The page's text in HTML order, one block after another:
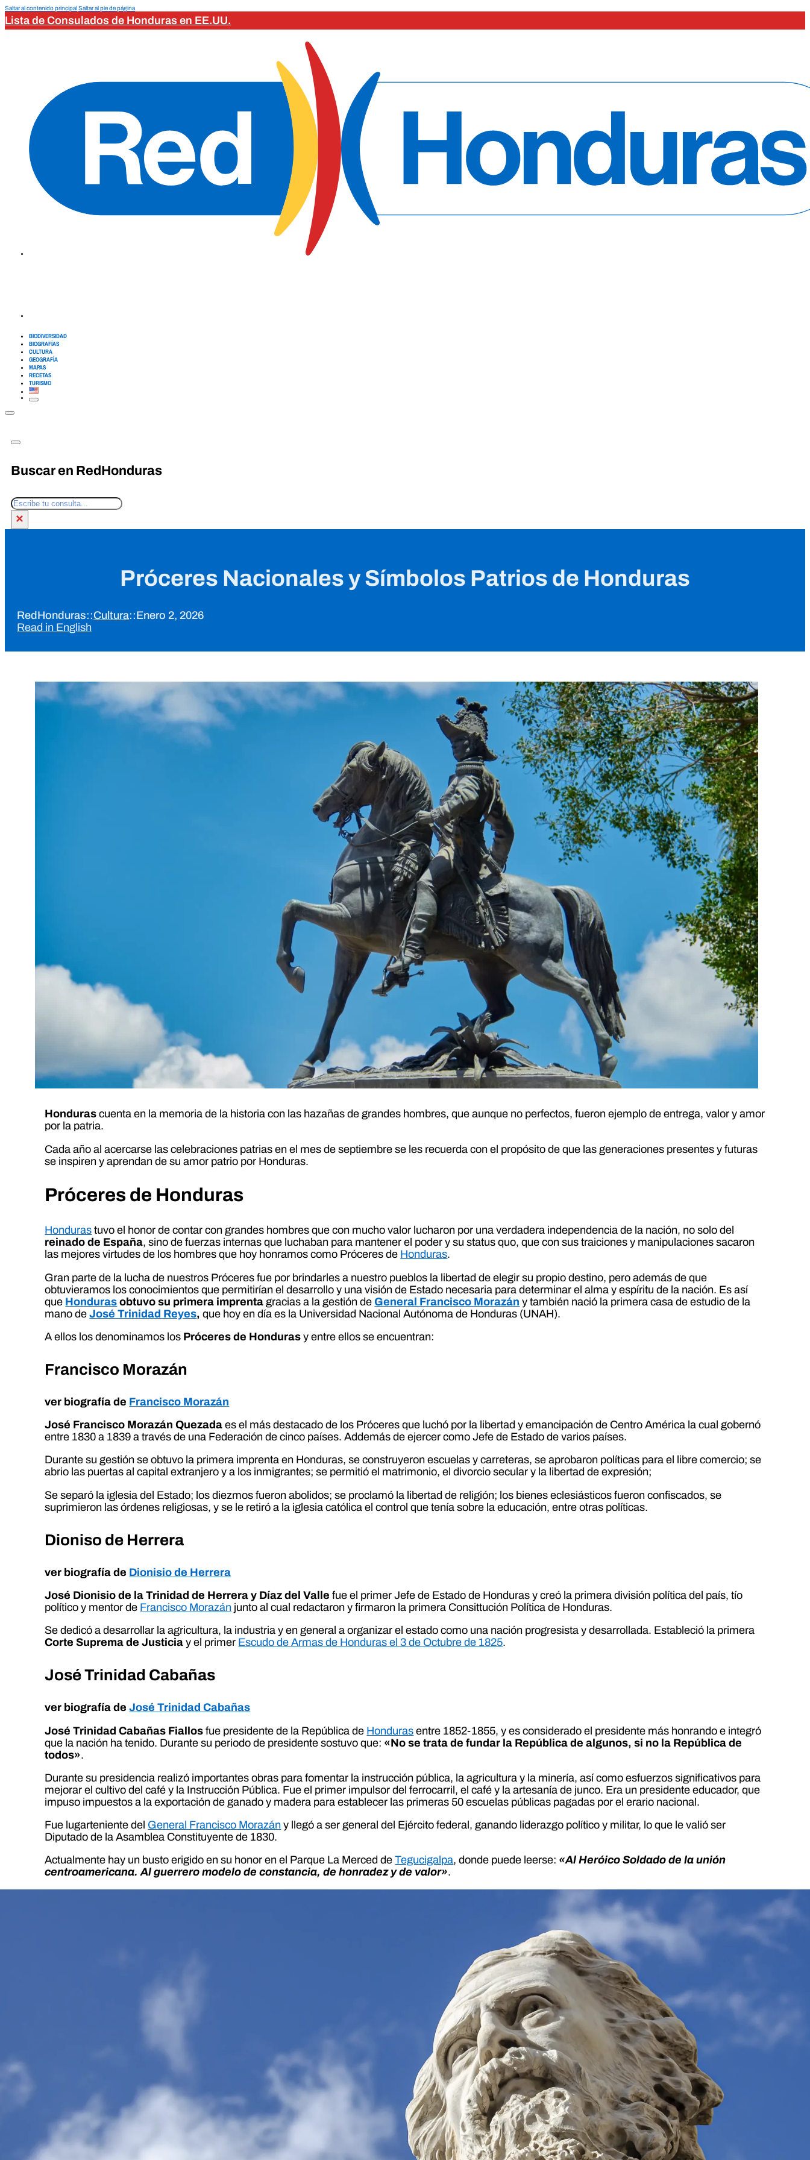
Saltar al contenido principalSaltar al pie de página
Lista de Consulados de Honduras en EE.UU.
BIODIVERSIDAD
BIOGRAFÍAS
CULTURA
GEOGRAFÍA
MAPAS
RECETAS
TURISMO
Buscar en RedHonduras
Buscar
×
Próceres Nacionales y Símbolos Patrios de Honduras
RedHonduras::Cultura::Enero 2, 2026
Read in English
Honduras cuenta en la memoria de la historia con las hazañas de grandes hombres, que aunque no perfectos, fueron ejemplo de entrega, valor y amor
por la patria.
Cada año al acercarse las celebraciones patrias en el mes de septiembre se les recuerda con el propósito de que las generaciones presentes y futuras
se inspiren y aprendan de su amor patrio por Honduras.
Próceres de Honduras
Honduras tuvo el honor de contar con grandes hombres que con mucho valor lucharon por una verdadera independencia de la nación, no solo del
reinado de España, sino de fuerzas internas que luchaban para mantener el poder y su status quo, que con sus traiciones y manipulaciones sacaron
las mejores virtudes de los hombres que hoy honramos como Próceres de Honduras.
Gran parte de la lucha de nuestros Próceres fue por brindarles a nuestro pueblos la libertad de elegir su propio destino, pero además de que
obtuvieramos los conocimientos que permitirían el desarrollo y una visión de Estado necesaria para determinar el alma y espíritu de la nación. Es así
que Honduras obtuvo su primera imprenta gracias a la gestión de General Francisco Morazán y también nació la primera casa de estudio de la
mano deJosé Trinidad Reyes,que hoy en día es la Universidad Nacional Autónoma de Honduras (UNAH).
A ellos los denominamos los Próceres de Honduras y entre ellos se encuentran:
Francisco Morazán
ver biografía de Francisco Morazán
José Francisco Morazán Quezada es el más destacado de los Próceres que luchó por la libertad y emancipación de Centro América la cual gobernó
entre 1830 a 1839 a través de una Federación de cinco países. Addemás de ejercer como Jefe de Estado de varios países.
Durante su gestión se obtuvo la primera imprenta en Honduras, se construyeron escuelas y carreteras, se aprobaron políticas para el libre comercio; se
abrio las puertas al capital extranjero y a los inmigrantes; se permitió el matrimonio, el divorcio secular y la libertad de expresión;
Se separó la iglesia del Estado; los diezmos fueron abolidos; se proclamó la libertad de religión; los bienes eclesiásticos fueron confiscados, se
suprimieron las órdenes religiosas, y se le retiró a la iglesia católica el control que tenía sobre la educación, entre otras políticas.
Dioniso de Herrera
ver biografía de Dionisio de Herrera
José Dionisio de la Trinidad de Herrera y Díaz del Valle fue el primer Jefe de Estado de Honduras y creó la primera división política del país, tío
político y mentor de Francisco Morazán junto al cual redactaron y firmaron la primera Consittución Política de Honduras.
Se dedicó a desarrollar la agricultura, la industria y en general a organizar el estado como una nación progresista y desarrollada. Estableció la primera
Corte Suprema de Justicia y el primer Escudo de Armas de Honduras el 3 de Octubre de 1825.
José Trinidad Cabañas
ver biografía deJosé Trinidad Cabañas
José Trinidad Cabañas Fiallos fue presidente de la República de Honduras entre 1852-1855, y es considerado el presidente más honrando e integró
que la nación ha tenido. Durante su periodo de presidente sostuvo que: «No se trata de fundar la República de algunos, si no la República de
todos».
Durante su presidencia realizó importantes obras para fomentar la instrucción pública, la agricultura y la minería, así como esfuerzos significativos para
mejorar el cultivo del café y la Instrucción Pública. Fue el primer impulsor del ferrocarril, el café y la artesanía de junco. Era un presidente educador, que
impuso impuestos a la exportación de ganado y madera para establecer las primeras 50 escuelas públicas pagadas por el erario nacional.
Fue lugarteniente del General Francisco Morazán y llegó a ser general del Ejército federal, ganando liderazgo político y militar, lo que le valió ser
Diputado de la Asamblea Constituyente de 1830.
Actualmente hay un busto erigido en su honor en el Parque La Merced deTegucigalpa, donde puede leerse: «Al Heróico Soldado de la unión
centroamericana. Al guerrero modelo de constancia, de honradez y de valor».